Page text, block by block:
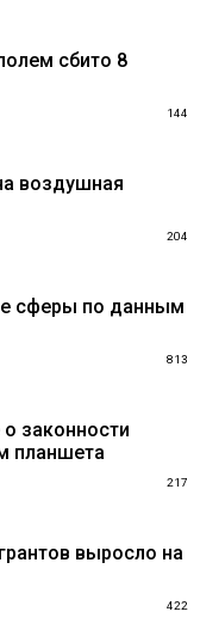
сбито 8
144
воздушная
204
сферы по данным
813
законности
планшета
217
выросло на
422